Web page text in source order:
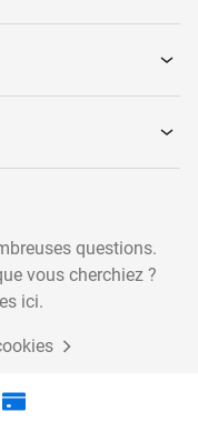
Verre et cristal
questions.
vous cherchiez ?
ici.